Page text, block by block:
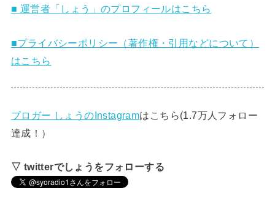
■ 運営者「しょう」のプロフィールはこちら
■プライバシーポリシー（著作権・引用などについて）
はこちら
ブロガー しょうのInstagramはこちら(1.7万人フォロー
達成！）
▽ twitterでしょうをフォローする